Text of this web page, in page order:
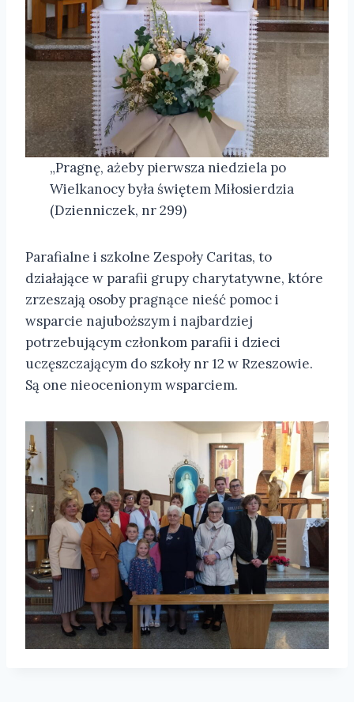
„Pragnę, ażeby pierwsza niedziela po
Wielkanocy była świętem Miłosierdzia
(Dzienniczek, nr 299)
Parafialne i szkolne Zespoły Caritas, to
działające w parafii grupy charytatywne, które
zrzeszają osoby pragnące nieść pomoc i
wsparcie najuboższym i najbardziej
potrzebującym członkom parafii i dzieci
uczęszczającym do szkoły nr 12 w Rzeszowie.
Są one nieocenionym wsparciem.